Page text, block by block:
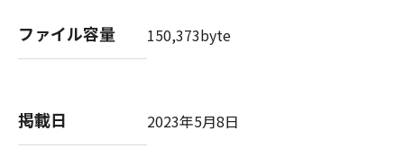
府エンドユーザーである場合、以下の規定が適
用されます：The SOFTWARE is a "commercial
computer software" and "commercial
computer software documentation," as such
ファイル容量 150,373byte
掲載日 2023年5月8日